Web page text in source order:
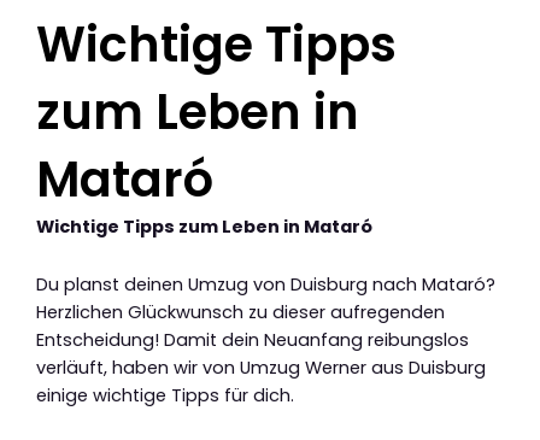
Wichtige Tipps
zum Leben in
Mataró
Wichtige Tipps zum Leben in Mataró
Du planst deinen Umzug von Duisburg nach Mataró?
Herzlichen Glückwunsch zu dieser aufregenden
Entscheidung! Damit dein Neuanfang reibungslos
verläuft, haben wir von Umzug Werner aus Duisburg
einige wichtige Tipps für dich.